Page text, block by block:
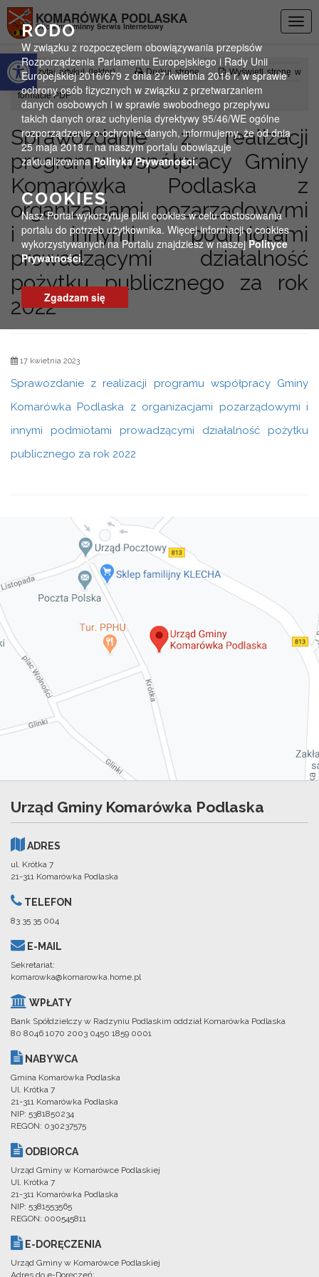
Otwórz pasek narzędzi
KOMARÓWKA PODLASKA
Oficjalny gminny Serwis Internetowy
Czytaj artykuł (lektor) Drukuj stronę Wyświetl stronę w
formacie PDF
Sprawozdanie z realizacji
programu współpracy Gminy
Komarówka Podlaska z
organizacjami pozarządowymi
i innymi podmiotami
prowadzącymi działalność
pożytku publicznego za rok
2022
17 kwietnia 2023
Sprawozdanie z realizacji programu współpracy Gminy
Komarówka Podlaska z organizacjami pozarządowymi i
innymi podmiotami prowadzącymi działalność pożytku
publicznego za rok 2022
Urząd Gminy Komarówka Podlaska
ADRES
ul. Krótka 7
21-311 Komarówka Podlaska
TELEFON
83 35 35 004
E-MAIL
Sekretariat:
komarowka@komarowka.home.pl
WPŁATY
Bank Spółdzielczy w Radzyniu Podlaskim oddział Komarówka Podlaska
80 8046 1070 2003 0450 1859 0001
NABYWCA
Gmina Komarówka Podlaska
Ul. Krótka 7
21-311 Komarówka Podlaska
NIP: 5381850234
REGON: 030237575
ODBIORCA
Urząd Gminy w Komarówce Podlaskiej
Ul. Krótka 7
21-311 Komarówka Podlaska
NIP: 5381553565
REGON: 000545811
E-DORĘCZENIA
Urząd Gminy w Komarówce Podlaskiej
Adres do e-Doręczeń:
RODO
W związku z rozpoczęciem obowiązywania przepisów
Rozporządzenia Parlamentu Europejskiego i Rady Unii
Europejskiej 2016/679 z dnia 27 kwietnia 2016 r. w sprawie
ochrony osób fizycznych w związku z przetwarzaniem
danych osobowych i w sprawie swobodnego przepływu
takich danych oraz uchylenia dyrektywy 95/46/WE ogólne
rozporządzenie o ochronie danych, informujemy, że od dnia
25 maja 2018 r. na naszym portalu obowiązuje
zaktualizowanaPolityka Prywatności.
COOKIES
Nasz Portal wykorzytuje pliki cookies w celu dostosowania
portalu do potrzeb użytkownika. Więcej informacji o cookies
wykorzystywanych na Portalu znajdziesz w naszejPolityce
Prywatności.
Zgadzam się